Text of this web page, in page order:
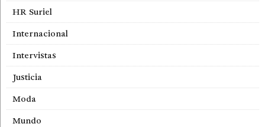
HR Suriel
Internacional
Intervistas
Justicia
Moda
Mundo